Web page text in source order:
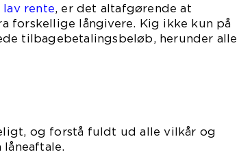
rente, er det altafgørende at
forskellige långivere. Kig ikke kun på
tilbagebetalingsbeløb, herunder alle
og forstå fuldt ud alle vilkår og